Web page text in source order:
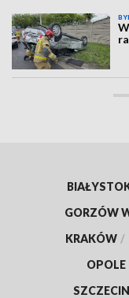
GORZÓW
KRAKÓW /
OPOLE
SZCZECIN